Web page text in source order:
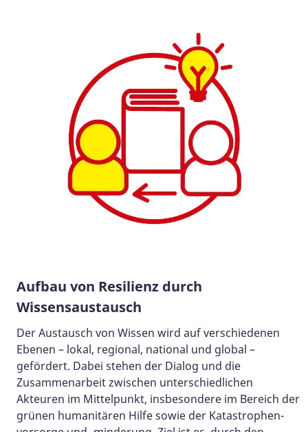
Aufbau von Resilienz durch
Wissensaustausch
Der Austausch von Wissen wird auf verschiedenen
Ebenen – lokal, regional, national und global –
gefördert. Dabei stehen der Dialog und die
Zusammenarbeit zwischen unterschiedlichen
Akteuren im Mittelpunkt, insbesondere im Bereich der
grünen humanitären Hilfe sowie der Katastrophen­